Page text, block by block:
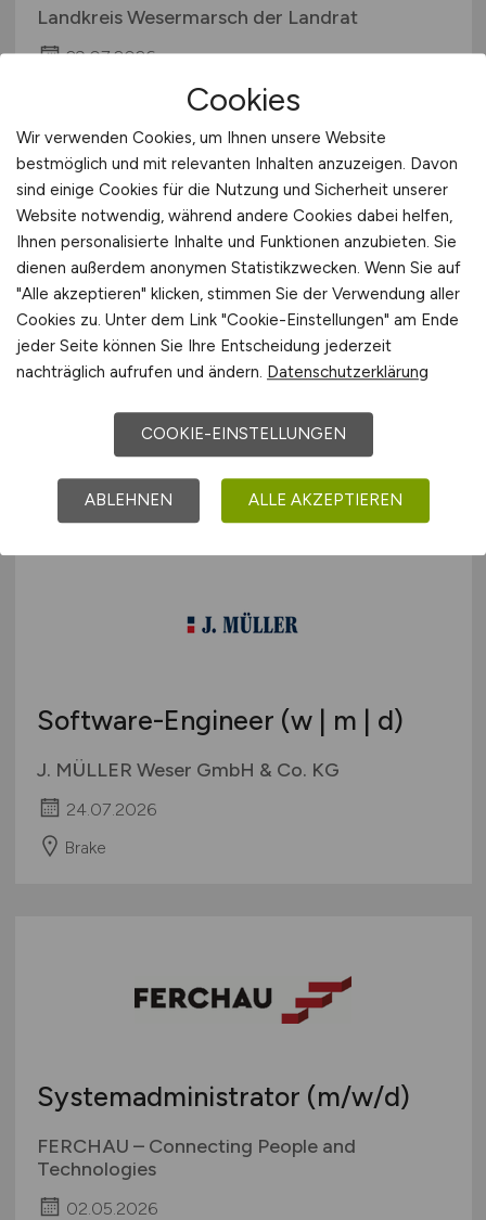
Landkreis Wesermarsch der Landrat
29.07.2026
Software-Engineer (w | m | d)
24.07.2026
Software-Engineer (w | m | d)
J. MÜLLER Weser GmbH & Co. KG
24.07.2026
Brake
Systemadministrator (m/w/d)
FERCHAU – Connecting People and
Technologies
02.05.2026
Cookies
Wir verwenden Cookies, um Ihnen unsere Website
bestmöglich und mit relevanten Inhalten anzuzeigen. Davon
sind einige Cookies für die Nutzung und Sicherheit unserer
Website notwendig, während andere Cookies dabei helfen,
Ihnen personalisierte Inhalte und Funktionen anzubieten. Sie
dienen außerdem anonymen Statistikzwecken. Wenn Sie auf
"Alle akzeptieren" klicken, stimmen Sie der Verwendung aller
Cookies zu. Unter dem Link "Cookie-Einstellungen" am Ende
jeder Seite können Sie Ihre Entscheidung jederzeit
nachträglich aufrufen und ändern. Datenschutzerklärung
COOKIE-EINSTELLUNGEN
ABLEHNEN ALLE AKZEPTIEREN